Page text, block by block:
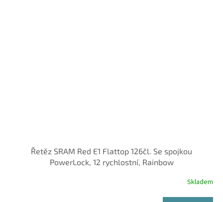
Řetěz SRAM Red E1 Flattop 126čl. Se spojkou
PowerLock, 12 rychlostní, Rainbow
Skladem